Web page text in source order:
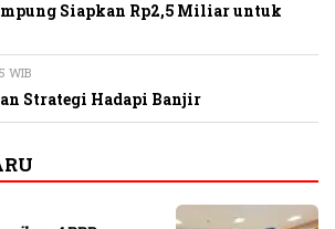
Siapkan Rp2,5 Miliar untuk
WIB
Strategi Hadapi Banjir